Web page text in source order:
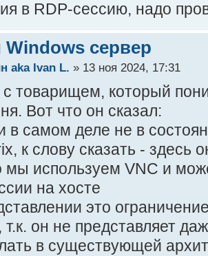
в RDP-сессию, надо
Windows сервер
aka Ivan L. » 13 ноя 2024, 17:31
товарищем, который
Вот что он сказал:
в самом деле не в
к слову сказать - здесь
мы используем VNC и
на хосте
это
он не представляет
в существующей